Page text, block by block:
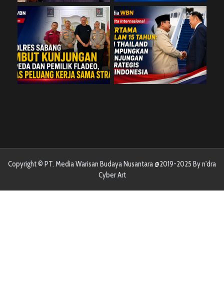
Copyright © PT. Media Warisan Budaya Nusantara @2019-2025 By n'dra
Cyber Art